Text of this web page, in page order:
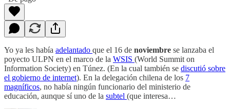
Yo ya les había adelantado que el 16 de noviembre se lanzaba el
poyecto ULPN en el marco de la WSIS (World Summit on
Information Society) en Túnez. (En la cual también se discutió sobre
el gobierno de internet). En la delegación chilena de los 7
magníficos, no había ningún funcionario del ministerio de
educación, aunque sí uno de la subtel (que interesa…